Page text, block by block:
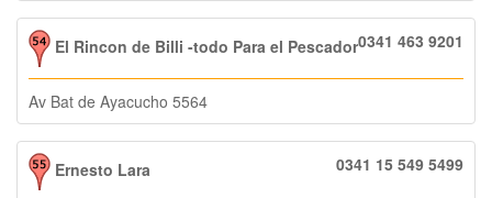
El Rincon de Billi -todo Para el Pescador0341 463 9201
Av Bat de Ayacucho 5564
Ernesto Lara 0341 15 549 5499